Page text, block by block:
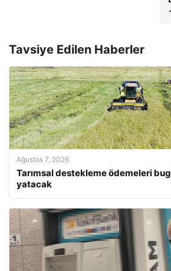
Tavsiye Edilen Haberler
Ağustos 7, 2026
Tarımsal destekleme ödemeleri
yatacak